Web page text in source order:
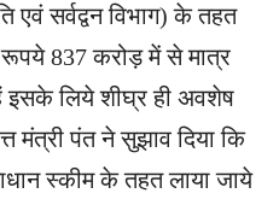
एवं सर्वद्वन विभाग) के तहत
रूपये 837 करोड़ में से मात्र
इसके लिये शीघ्र ही अवशेष
मंत्री पंत ने सुझाव दिया कि
स्कीम के तहत लाया जाये